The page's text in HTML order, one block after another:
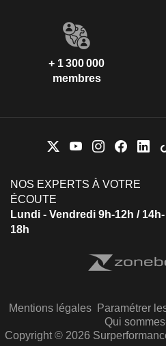
+ 1 300 000
membres
NOS EXPERTS À VOTRE
ÉCOUTE
Lundi - Vendredi 9h-12h / 14h-
18h
Mentions légales Paramétrer
Qui
Copyright © 2026